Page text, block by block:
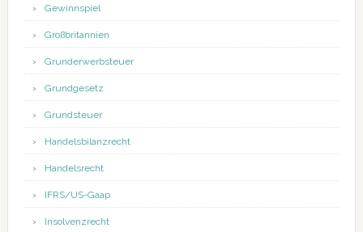
Gewinnspiel
Großbritannien
Grunderwerbsteuer
Grundgesetz
Grundsteuer
Handelsbilanzrecht
Handelsrecht
IFRS/US-Gaap
Insolvenzrecht